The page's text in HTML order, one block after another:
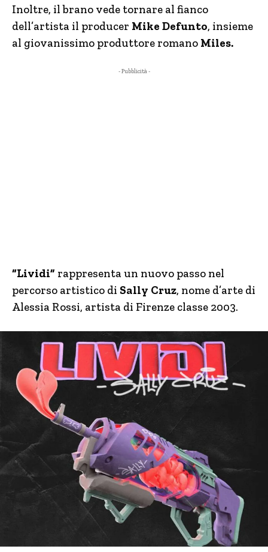
Inoltre, il brano vede tornare al fianco
dell’artista il producer Mike Defunto, insieme
al giovanissimo produttore romano Miles.
- Pubblicità -
“Lividi” rappresenta un nuovo passo nel
percorso artistico di Sally Cruz, nome d’arte di
Alessia Rossi, artista di Firenze classe 2003.